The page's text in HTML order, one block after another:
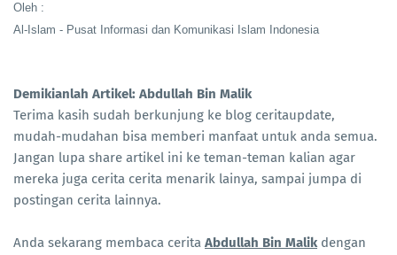
Oleh :
Al-Islam - Pusat Informasi dan Komunikasi Islam Indonesia
Demikianlah Artikel: Abdullah Bin Malik
Terima kasih sudah berkunjung ke blog ceritaupdate,
mudah-mudahan bisa memberi manfaat untuk anda semua.
Jangan lupa share artikel ini ke teman-teman kalian agar
mereka juga cerita cerita menarik lainya, sampai jumpa di
postingan cerita lainnya.
Anda sekarang membaca cerita Abdullah Bin Malikdengan